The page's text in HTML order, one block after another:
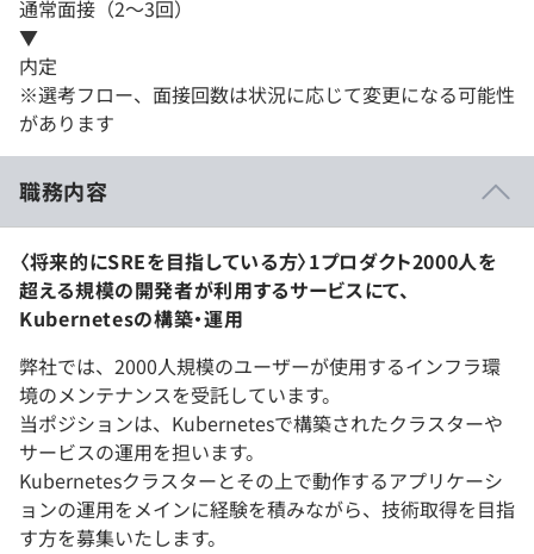
通常面接（2～3回）
▼
内定
※選考フロー、面接回数は状況に応じて変更になる可能性
があります
職務内容
〈将来的にSREを目指している方〉1プロダクト2000人を
超える規模の開発者が利用するサービスにて、
Kubernetesの構築・運用
弊社では、2000人規模のユーザーが使用するインフラ環
境のメンテナンスを受託しています。
当ポジションは、Kubernetesで構築されたクラスターや
サービスの運用を担います。
Kubernetesクラスターとその上で動作するアプリケーシ
ョンの運用をメインに経験を積みながら、技術取得を目指
す方を募集いたします。